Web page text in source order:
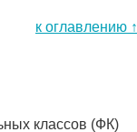
к оглавлению ↑
классов (ФК)